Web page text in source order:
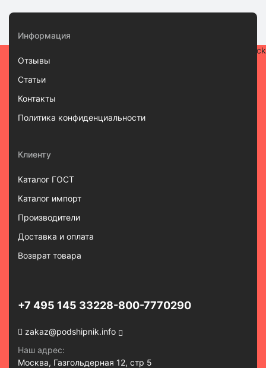
Информация
Отзывы
Статьи
Контакты
Политика конфиденциальности
Клиенту
Каталог ГОСТ
Каталог импорт
Производители
Доставка и оплата
Возврат товара
+7 495 145 33228-800-7770290
zakaz@podshipnik.info
Наш адрес:
Москва, Газгольдерная 12, стр 5